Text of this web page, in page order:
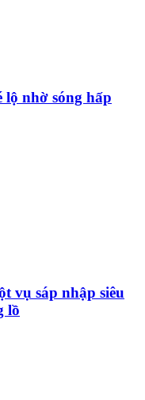
lộ nhờ sóng hấp
vụ sáp nhập siêu
lồ